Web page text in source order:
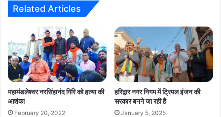
Related Articles
महामंडलेश्वर नरसिंहानंद गिरि को हत्या की
आशंका
February 20, 2022
हरिद्वार नगर निगम में ट्रिपल इंजन की
सरकार बनने जा रही है
January 5, 2025